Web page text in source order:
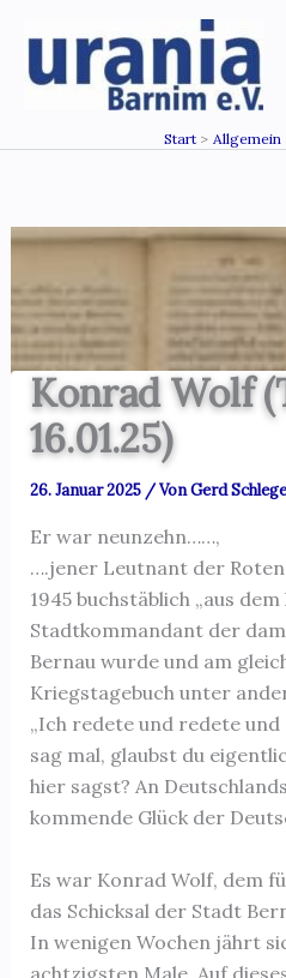
Inhalt
springen
Start Allgemein
Konrad Wolf
16.01.25)
26. Januar 2025 / VonGerd
Er war neunzehn……,
….jener Leutnant der
1945 buchstäblich „aus
Stadtkommandant der
Bernau wurde und am
Kriegstagebuch unter
„Ich redete und redete
sag mal, glaubst du
hier sagst? An
kommende Glück der
Es war Konrad Wolf, dem
das Schicksal der Stadt
In wenigen Wochen jährt
achtzigsten Male. Auf